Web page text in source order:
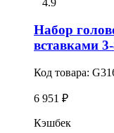
4.9
Набор
вставками
Код товара:
6 951 ₽
Кэшбек